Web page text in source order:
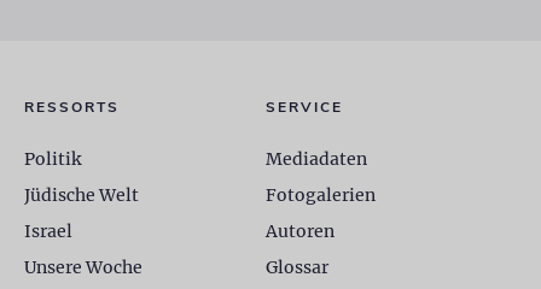
RESSORTS
Politik
Jüdische Welt
Israel
Unsere Woche
SERVICE
Mediadaten
Fotogalerien
Autoren
Glossar